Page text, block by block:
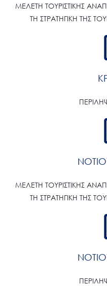
ΜΕΛΕΤΗ ΤΟΥΡΙΣΤΙΚΗΣ
ΤΗ ΣΤΡΑΤΗΓΙΚΗ ΤΗΣ
ΜΕΛΕΤΗ ΤΟΥΡΙΣΤΙΚΗΣ
ΤΗ ΣΤΡΑΤΗΓΙΚΗ ΤΗΣ